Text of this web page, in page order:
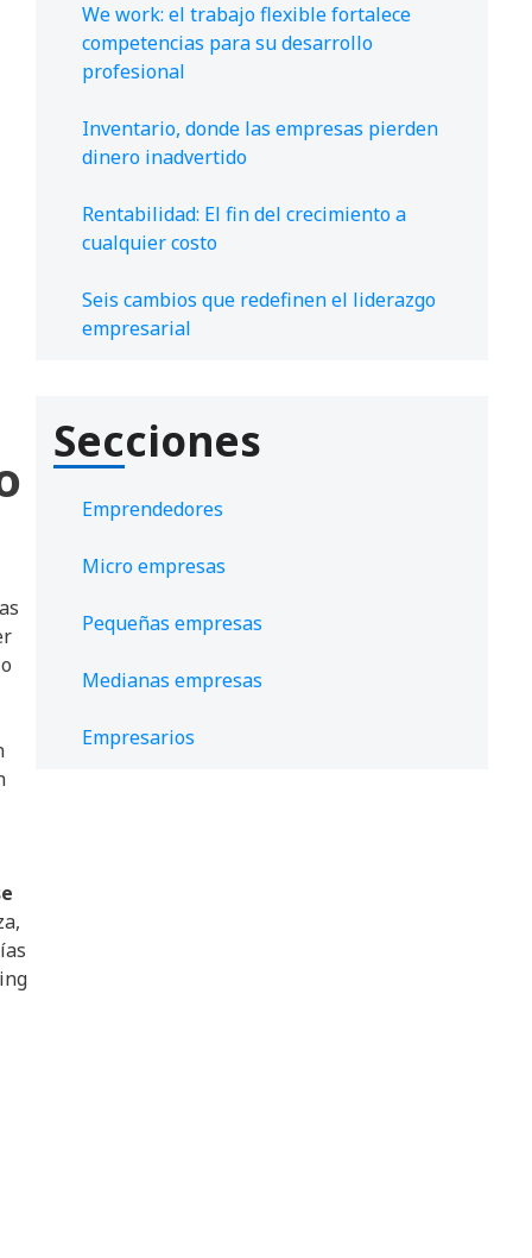
We work: el trabajo flexible fortalece
competencias para su desarrollo
profesional
Inventario, donde las empresas pierden
dinero inadvertido
Rentabilidad: El fin del crecimiento a
cualquier costo
Seis cambios que redefinen el liderazgo
empresarial
Secciones
Emprendedores
Micro empresas
Pequeñas empresas
Medianas empresas
Empresarios